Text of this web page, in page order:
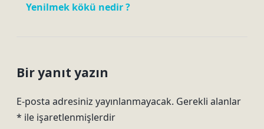
Yenilmek kökü nedir ?
Bir yanıt yazın
E-posta adresiniz yayınlanmayacak. Gerekli alanlar
* ile işaretlenmişlerdir